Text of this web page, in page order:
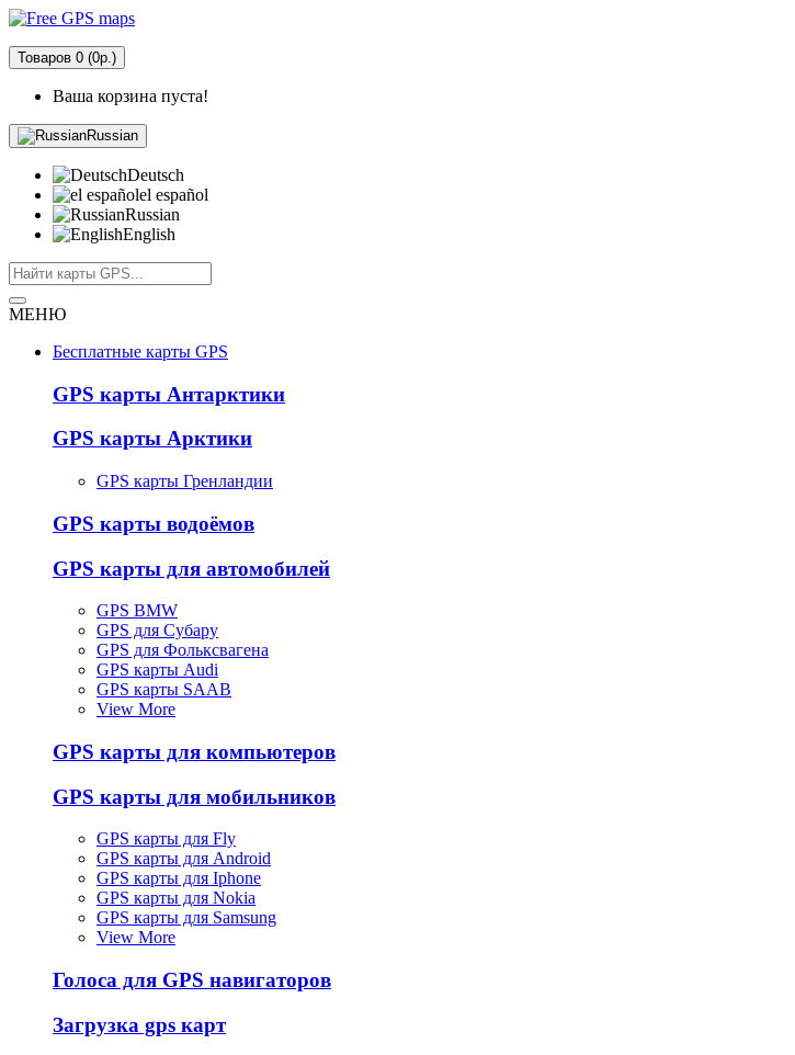
Товаров 0 (0р.)
Ваша корзина пуста!
Russian
Deutsch
el español
Russian
English
МЕНЮ
Бесплатные карты GPS
GPS карты Антарктики
GPS карты Арктики
GPS карты Гренландии
GPS карты водоёмов
GPS карты для автомобилей
GPS BMW
GPS для Субару
GPS для Фольксвагена
GPS карты Audi
GPS карты SAAB
View More
GPS карты для компьютеров
GPS карты для мобильников
GPS карты для Fly
GPS карты для Android
GPS карты для Iphone
GPS карты для Nokia
GPS карты для Samsung
View More
Голоса для GPS навигаторов
Загрузка gps карт